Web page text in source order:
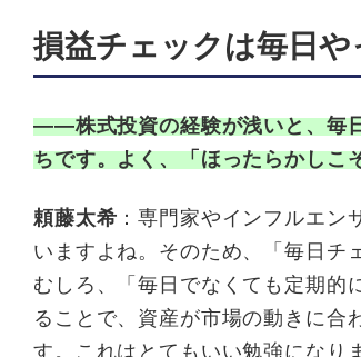
損益チェックは毎日や
――株式投資の経験が浅いと、毎
ちです。よく、「ほったらかしこ
頼藤太希 ：専門家やインフルエ
いますよね。そのため、「毎日チ
むしろ、「毎日でなくても定期的
ることで、資産が市場の動きに合
す。これはとてもいい勉強になり